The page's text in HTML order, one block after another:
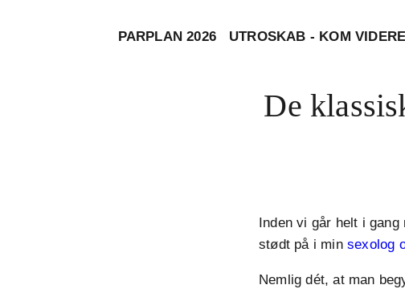
PARPLAN 2026 UTROSKAB - KOM VIDERE
De
Inden vi går helt i
stødt på i min sexolog
Nemlig dét, at man